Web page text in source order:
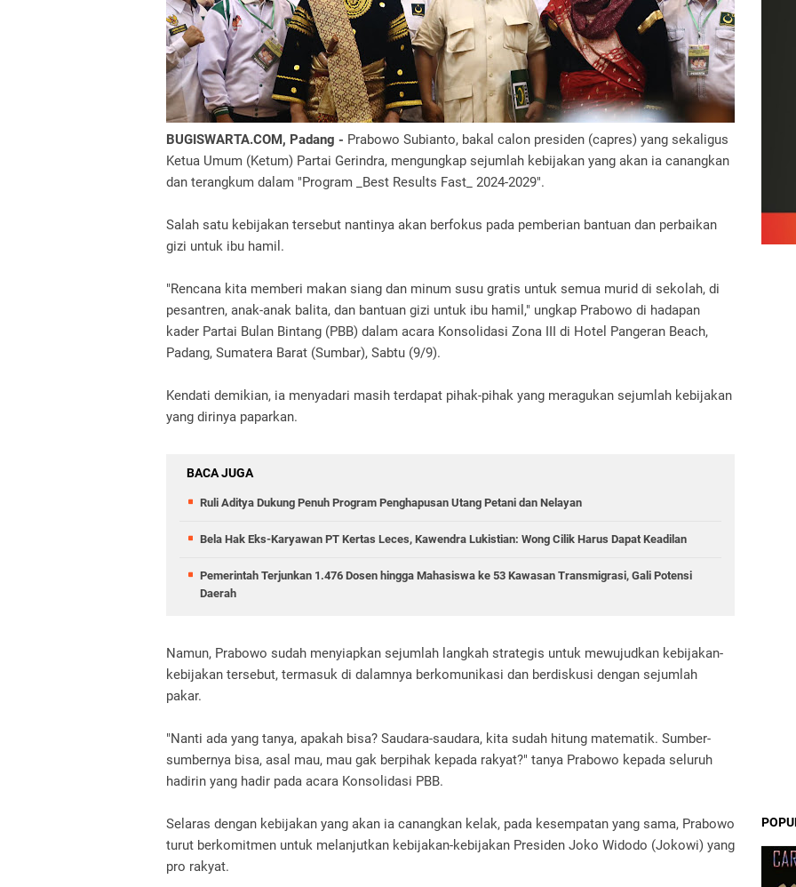
BUGISWARTA.COM, Padang - Prabowo Subianto, bakal calon presiden (capres) yang sekaligus
Ketua Umum (Ketum) Partai Gerindra, mengungkap sejumlah kebijakan yang akan ia canangkan
dan terangkum dalam "Program _Best Results Fast_ 2024-2029".
Salah satu kebijakan tersebut nantinya akan berfokus pada pemberian bantuan dan perbaikan
gizi untuk ibu hamil.
"Rencana kita memberi makan siang dan minum susu gratis untuk semua murid di sekolah, di
pesantren, anak-anak balita, dan bantuan gizi untuk ibu hamil," ungkap Prabowo di hadapan
kader Partai Bulan Bintang (PBB) dalam acara Konsolidasi Zona III di Hotel Pangeran Beach,
Padang, Sumatera Barat (Sumbar), Sabtu (9/9).
Kendati demikian, ia menyadari masih terdapat pihak-pihak yang meragukan sejumlah kebijakan
yang dirinya paparkan.
BACA JUGA
Ruli Aditya Dukung Penuh Program Penghapusan Utang Petani dan Nelayan
Bela Hak Eks-Karyawan PT Kertas Leces, Kawendra Lukistian: Wong Cilik Harus Dapat Keadilan
Pemerintah Terjunkan 1.476 Dosen hingga Mahasiswa ke 53 Kawasan Transmigrasi, Gali Potensi
Daerah
Namun, Prabowo sudah menyiapkan sejumlah langkah strategis untuk mewujudkan kebijakan-
kebijakan tersebut, termasuk di dalamnya berkomunikasi dan berdiskusi dengan sejumlah
pakar.
"Nanti ada yang tanya, apakah bisa? Saudara-saudara, kita sudah hitung matematik. Sumber-
sumbernya bisa, asal mau, mau gak berpihak kepada rakyat?" tanya Prabowo kepada seluruh
hadirin yang hadir pada acara Konsolidasi PBB.
Selaras dengan kebijakan yang akan ia canangkan kelak, pada kesempatan yang sama, Prabowo
turut berkomitmen untuk melanjutkan kebijakan-kebijakan Presiden Joko Widodo (Jokowi) yang
pro rakyat.